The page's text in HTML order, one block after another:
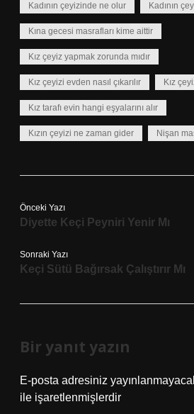
Kadının çeyizinde ne olur Kadının
Kına gecesi masrafları kime aittir
Kız çeyiz yapmak zorunda mıdır
Kız çeyizi evden nasıl çıkarılır Kız
Kız tarafı evin hangi eşyalarını alır
Kızın çeyizi ne zaman gider Nişan
Önceki Yazı
Diyette Keçi Peyniri Yenir Mı
Sonraki Yazı
Keçi Sütü Bağırsak Çalıştırır Mı
Bir yanıt yazın
E-posta adresiniz
ile işaretlenmişlerdir